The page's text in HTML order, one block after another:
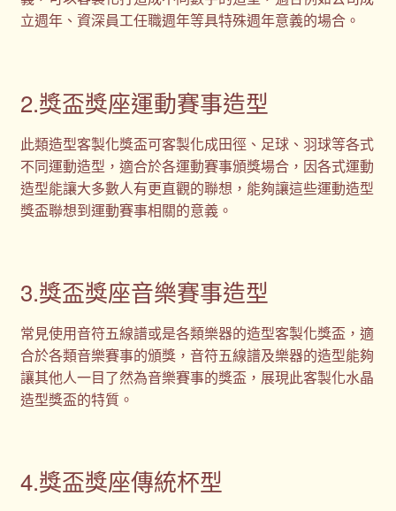
立週年、資深員工任職週年等具特殊週年意義的場合。
2.獎盃獎座運動賽事造型
此類造型客製化獎盃可客製化成田徑、足球、羽球等各式
不同運動造型，適合於各運動賽事頒獎場合，因各式運動
造型能讓大多數人有更直觀的聯想，能夠讓這些運動造型
獎盃聯想到運動賽事相關的意義。
3.獎盃獎座音樂賽事造型
常見使用音符五線譜或是各類樂器的造型客製化獎盃，適
合於各類音樂賽事的頒獎，音符五線譜及樂器的造型能夠
讓其他人一目了然為音樂賽事的獎盃，展現此客製化水晶
造型獎盃的特質。
4.獎盃獎座傳統杯型